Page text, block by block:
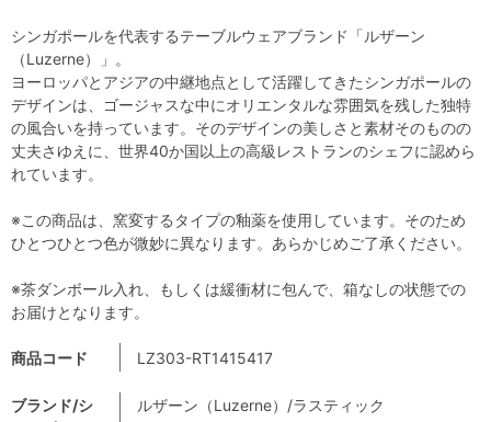
商品コード LZ303-RT1415417
ブランド/シ
ルザーン（Luzerne）/ラスティック
シンガポールを代表するテーブルウェアブランド「ルザーン
（Luzerne）」。
ヨーロッパとアジアの中継地点として活躍してきたシンガポールの
デザインは、ゴージャスな中にオリエンタルな雰囲気を残した独特
の風合いを持っています。そのデザインの美しさと素材そのものの
丈夫さゆえに、世界40か国以上の高級レストランのシェフに認めら
れています。
※この商品は、窯変するタイプの釉薬を使用しています。そのため
ひとつひとつ色が微妙に異なります。あらかじめご了承ください。
※茶ダンボール入れ、もしくは緩衝材に包んで、箱なしの状態での
お届けとなります。